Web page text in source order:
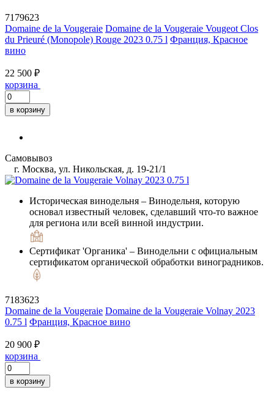
7179623
Domaine de la Vougeraie Domaine de la Vougeraie Vougeot Clos
du Prieuré (Monopole) Rouge 2023 0.75 l Франция, Красное
вино
22 500 ₽
корзина
в корзину
Самовывоз
г. Москва, ул. Никольская, д. 19-21/1
Историческая винодельня – Винодельня, которую
основал известный человек, сделавший что-то важное
для региона или всей винной индустрии.
Сертификат 'Органика' – Винодельни с официальным
сертификатом органической обработки виноградников.
7183623
Domaine de la Vougeraie Domaine de la Vougeraie Volnay 2023
0.75 l Франция, Красное вино
20 900 ₽
корзина
в корзину